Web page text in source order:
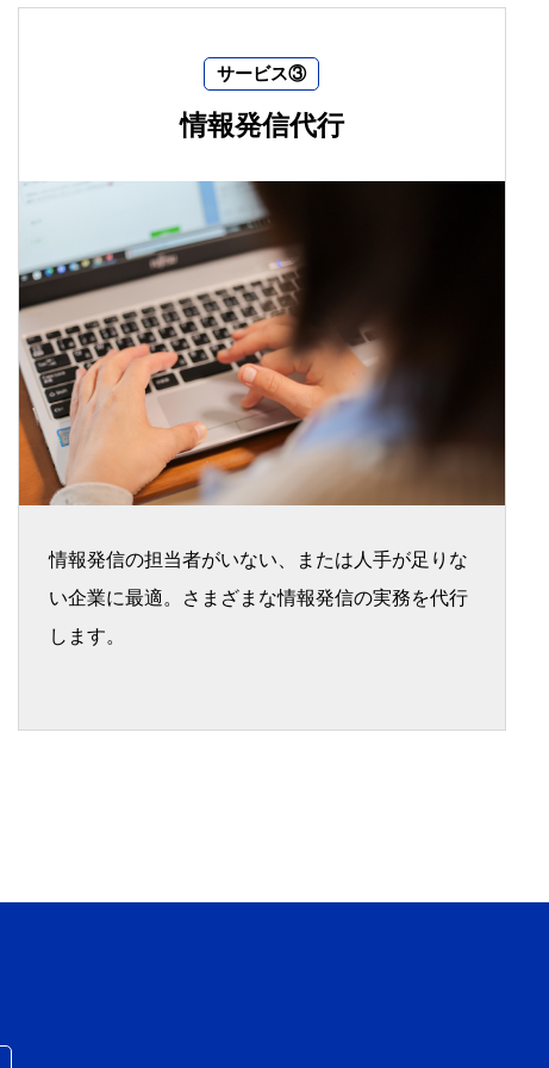
サービス③
情報発信代行
情報発信の担当者がいない、または人手が足りな
い企業に最適。さまざまな情報発信の実務を代行
します。